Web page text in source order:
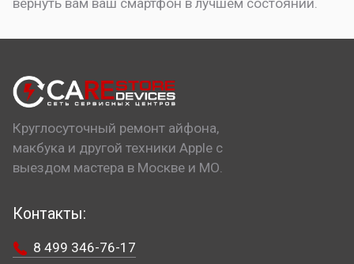
Круглосуточный ремонт айфона,
макбука и другой техники Apple с
выездом мастера в Москве и МО.
Контакты:
8 499 346-76-17